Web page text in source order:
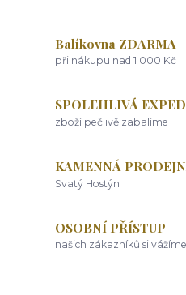
Balíkovna ZDARMA
při nákupu nad 1 000 Kč
SPOLEHLIVÁ
zboží pečlivě zabalíme
KAMENNÁ
Svatý Hostýn
OSOBNÍ PŘÍSTUP
našich zákazníků si vážíme